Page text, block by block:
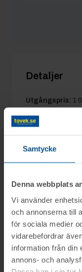
Samtycke
Denna webbplats
Vi använder
och annonserna till
för sociala medier
vidarebefordrar
information från din
annons- och
Detaljer
Utgångspris: 1
Moms:
Slagavgift:
Information
På uppdrag
Vikström,
Partners i
efter AB
genom
Frågor
Christian
Visning